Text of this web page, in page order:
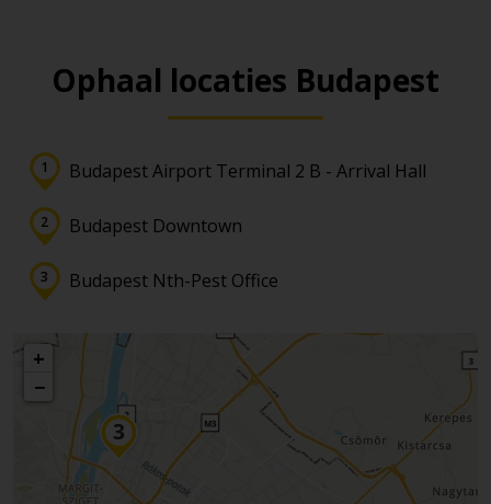
Ophaal locaties Budapest
Budapest Airport Terminal 2 B - Arrival Hall
Budapest Downtown
Budapest Nth-Pest Office
+
−